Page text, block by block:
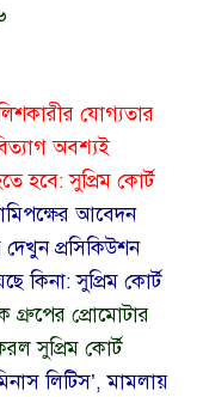
যোগ্যতার
অবশ্যই
হবে: সুপ্রিম কোর্ট
আবেদন
দেখুন প্রসিকিউশন
কিনা: সুপ্রিম কোর্ট
গ্রুপের প্রোমোটার
সুপ্রিম কোর্ট
লিটিস’, মামলায়